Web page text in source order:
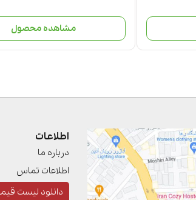
مشاهده محصول
اطلاعات
درباره ما
اطلاعات تماس
دانلود لیست